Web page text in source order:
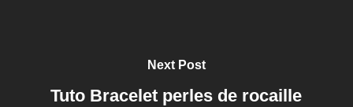
Next Post
Tuto Bracelet perles de rocaille